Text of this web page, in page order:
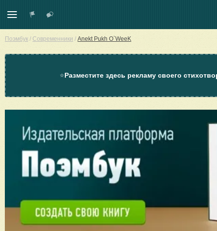
Поэмбук / Современники / Anekt Pukh O`WeeK
⭐Разместите здесь рекламу своего